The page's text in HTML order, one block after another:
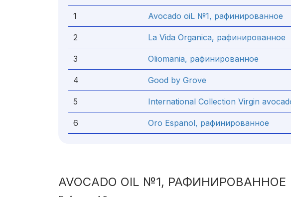
1 Avocado oiL №1, рафинированное
2 La Vida Organica, рафинированное
3 Oliomania, рафинированное
4 Good by Grove
5 International Collection Virgin
6 Oro Espanol, рафинированное
AVOCADO OIL №1, РАФИНИРОВАННОЕ